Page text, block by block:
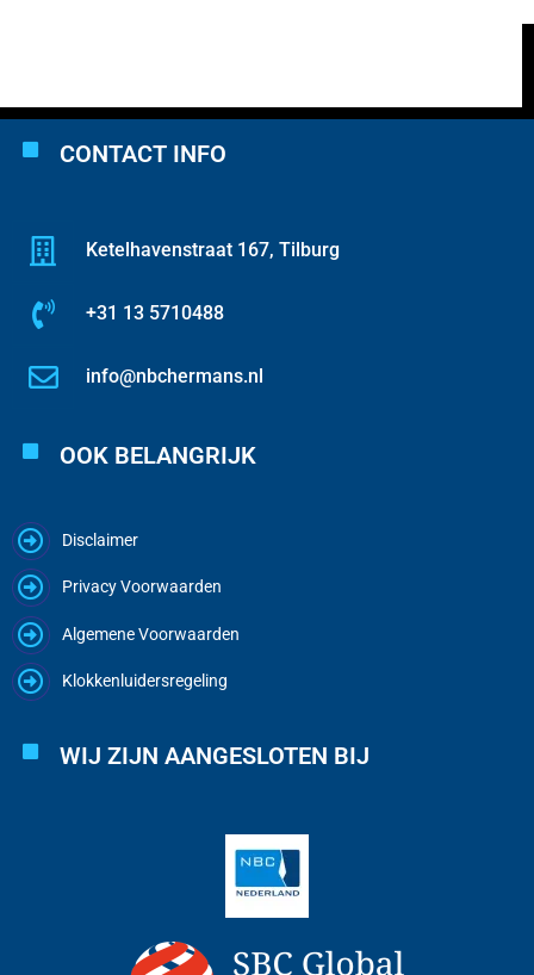
CONTACT INFO
Ketelhavenstraat 167, Tilburg
+31 13 5710488
info@nbchermans.nl
OOK BELANGRIJK
Disclaimer
Privacy Voorwaarden
Algemene Voorwaarden
Klokkenluidersregeling
WIJ ZIJN AANGESLOTEN BIJ